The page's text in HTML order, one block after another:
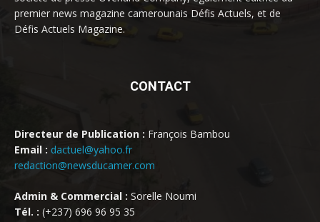
premier news magazine camerounais Défis Actuels, et de
Défis Actuels Magazine.
CONTACT
Directeur de Publication : François Bambou
Email : dactuel@yahoo.fr
redaction@newsducamer.com
Admin & Commercial : Sorelle Noumi
Tél. : (+237) 696 96 95 35